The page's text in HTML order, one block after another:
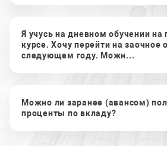
Я учусь на дневном обучении на
курсе. Хочу перейти на заочное
следующем году. Можн...
Можно ли заранее (авансом)
проценты по вкладу?